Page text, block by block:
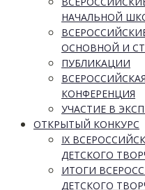
НАЧАЛЬНОЙ
ОСНОВНОЙ И
ПУБЛИКАЦИИ
КОНФЕРЕНЦИЯ
УЧАСТИЕ В
ОТКРЫТЫЙ КОНКУРС
IX
ДЕТСКОГО
ИТОГИ
ДЕТСКОГО